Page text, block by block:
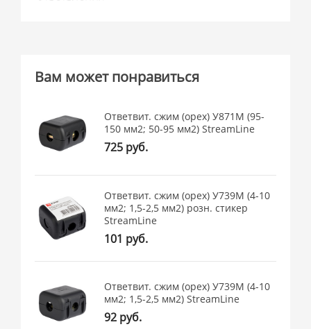
Вам может понравиться
Ответвит. сжим (орех) У871М (95-
150 мм2; 50-95 мм2) StreamLine
725 руб.
Ответвит. сжим (орех) У739М (4-10
мм2; 1,5-2,5 мм2) розн. стикер
StreamLine
101 руб.
Ответвит. сжим (орех) У739М (4-10
мм2; 1,5-2,5 мм2) StreamLine
92 руб.